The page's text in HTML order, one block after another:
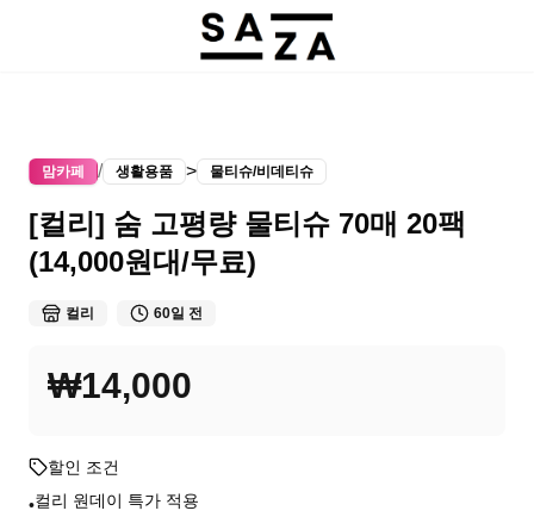
맘카페 / 생활용품 > 물티슈/비데티슈
[컬리] 숨 고평량 물티슈 70매 20팩
(14,000원대/무료)
컬리 60일 전
₩14,000
할인 조건
•컬리 원데이 특가 적용